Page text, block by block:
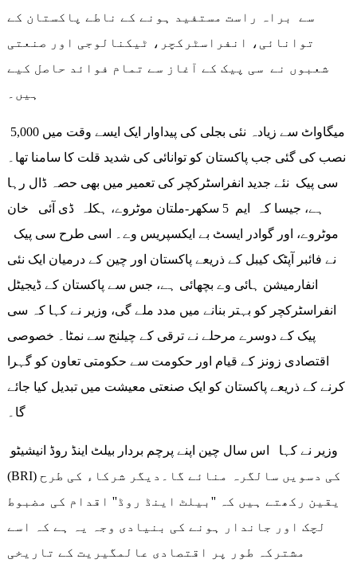
سے براہ راست مستفید ہونے کے ناطے پاکستان کے
توانائی، انفراسٹرکچر، ٹیکنالوجی اور صنعتی
شعبوں نے سی پیک کے آغاز سے تمام فوائد حاصل کیے
ہیں۔
5,000 میگاواٹ سے زیادہ نئی بجلی کی پیداوار ایک ایسے وقت میں
نصب کی گئی جب پاکستان کو توانائی کی شدید قلت کا سامنا تھا۔
سی پیک نئے جدید انفراسٹرکچر کی تعمیر میں بھی حصہ ڈال رہا
ہے، جیسا کہ ایم 5 سکھر-ملتان موٹروے، ہکلہ ڈی آئی خان
موٹروے، اور گوادر ایسٹ بے ایکسپریس وے۔ اسی طرح سی پیک
نے فائبر آپٹک کیبل کے ذریعے پاکستان اور چین کے درمیان ایک نئی
انفارمیشن ہائی وے بچھائی ہے، جس سے پاکستان کے ڈیجیٹل
انفراسٹرکچر کو بہتر بنانے میں مدد ملے گی، وزیر نے کہا کہ سی
پیک کے دوسرے مرحلے نے ترقی کے چیلنج سے نمٹا۔ خصوصی
اقتصادی زونز کے قیام اور حکومت سے حکومتی تعاون کو گہرا
کرنے کے ذریعے پاکستان کو ایک صنعتی معیشت میں تبدیل کیا جائے
گا۔
(BRI) کی دسویں سالگرہ منائے گا۔دیگر شرکاء کی طرح
یقین رکھتے ہیں کہ ''بیلٹ اینڈ روڈ'' اقدام کی مضبوط
لچک اور جاندار ہونے کی بنیادی وجہ یہ ہے کہ اسے
مشترکہ طور پر اقتصادی عالمگیریت کے تاریخی